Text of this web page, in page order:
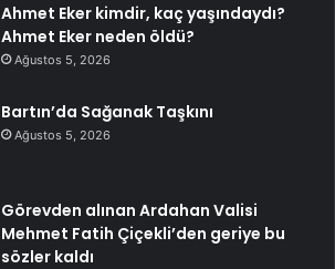
Ahmet Eker kimdir, kaç yaşındaydı?
Ahmet Eker neden öldü?
Ağustos 5, 2026
Bartın’da Sağanak Taşkını
Ağustos 5, 2026
Görevden alınan Ardahan Valisi
Mehmet Fatih Çiçekli’den geriye bu
sözler kaldı